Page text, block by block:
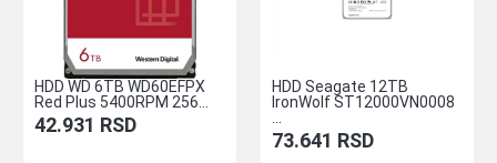
HDD WD 6TB WD60EFPX
Red Plus 5400RPM 256...
42.931 RSD
HDD Seagate 12TB
IronWolf ST12000VN0008
73.641 RSD